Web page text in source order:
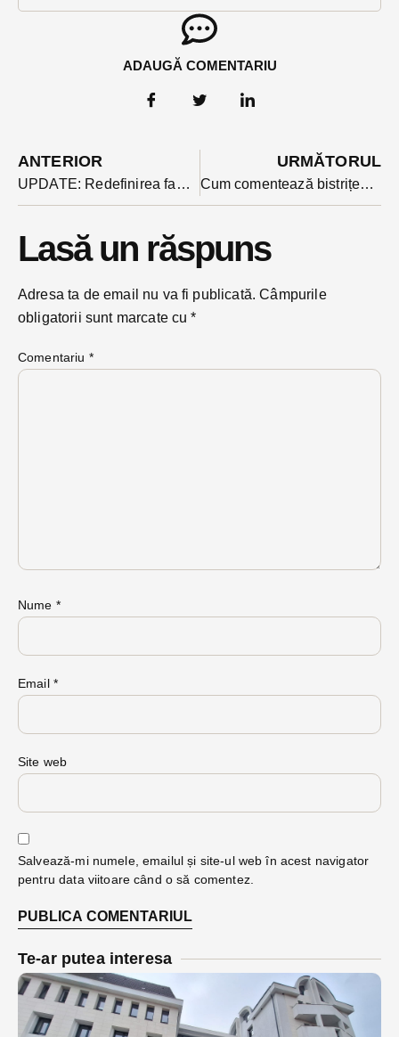
ADAUGĂ COMENTARIU
ANTERIOR
UPDATE: Redefinirea familiei tradiționale ar putea să lase USR-ul fără președinte. Nicușor Dan în prag de demisie după ce BPN-ul s-a poziționat tranșant
URMĂTORUL
Cum comentează bistrițenii din USR demisia lui Nicușor Dan. Cristina Iurișniți crede că partidul se va reseta
Lasă un răspuns
Adresa ta de email nu va fi publicată. Câmpurile
obligatorii sunt marcate cu*
Comentariu *
Nume *
Email *
Site web
Salvează-mi numele, emailul și site-ul web în acest navigator
pentru data viitoare când o să comentez.
Te-ar putea interesa